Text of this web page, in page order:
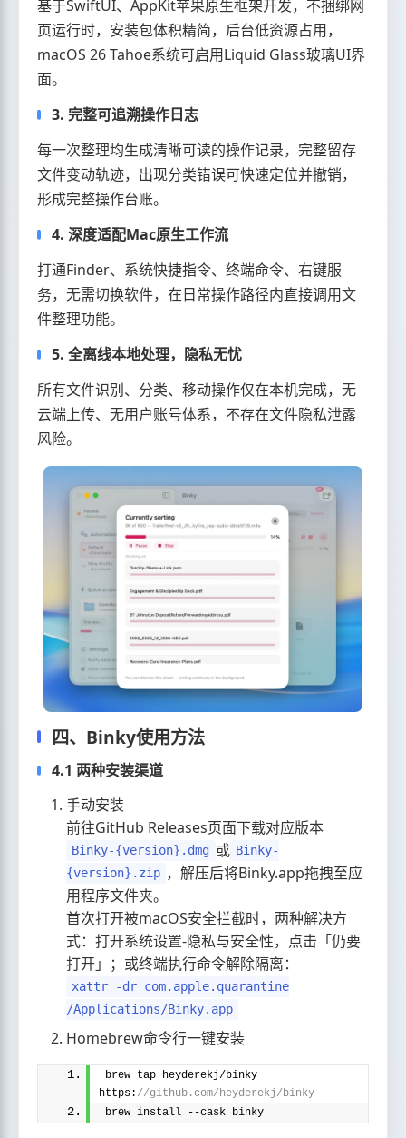
基于SwiftUI、AppKit苹果原生框架开发，不捆绑网
页运行时，安装包体积精简，后台低资源占用，
macOS 26 Tahoe系统可启用Liquid Glass玻璃UI界
面。
3. 完整可追溯操作日志
每一次整理均生成清晰可读的操作记录，完整留存
文件变动轨迹，出现分类错误可快速定位并撤销，
形成完整操作台账。
4. 深度适配Mac原生工作流
打通Finder、系统快捷指令、终端命令、右键服
务，无需切换软件，在日常操作路径内直接调用文
件整理功能。
5. 全离线本地处理，隐私无忧
所有文件识别、分类、移动操作仅在本机完成，无
云端上传、无用户账号体系，不存在文件隐私泄露
风险。
四、Binky使用方法
4.1 两种安装渠道
手动安装
前往GitHub Releases页面下载对应版本
Binky-{version}.dmg 或 Binky-
{version}.zip ，解压后将Binky.app拖拽至应
用程序文件夹。
首次打开被macOS安全拦截时，两种解决方
式：打开系统设置-隐私与安全性，点击「仍要
打开」；或终端执行命令解除隔离：
xattr -dr com.apple.quarantine
/Applications/Binky.app
Homebrew命令行一键安装
brew tap heyderekj/binky
https: //github.com/heyderekj/binky
brew install --cask binky